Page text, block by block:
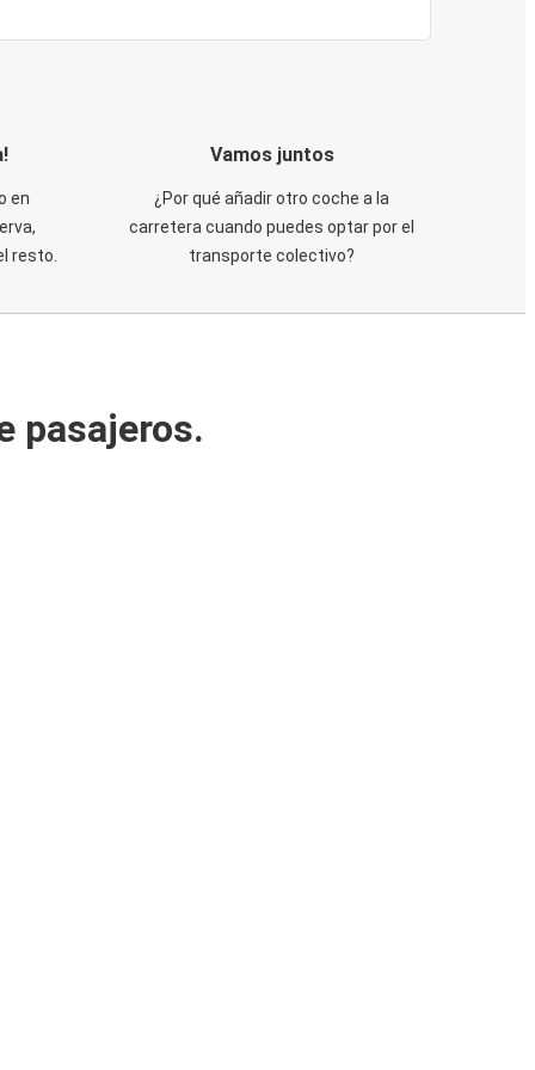
en
resto.
Vamos juntos
¿Por qué añadir otro coche a la
carretera cuando puedes optar por el
transporte colectivo?
pasajeros.